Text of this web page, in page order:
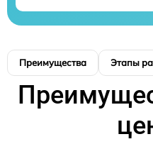
Преимущества Этапы